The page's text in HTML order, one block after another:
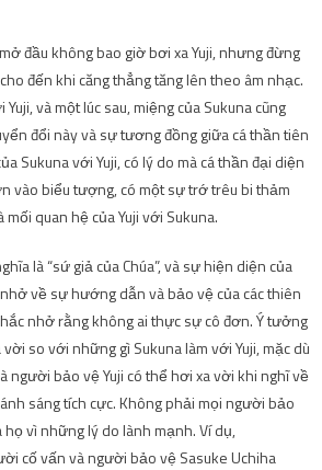
đầu không bao giờ bơi xa Yuji, nhưng đừng
đến khi căng thẳng tăng lên theo âm nhạc.
và một lúc sau, miệng của Sukuna cũng
đổi này và sự tương đồng giữa cá thần tiên
Sukuna với Yuji, có lý do mà cá thần đại diện
vào biểu tượng, có một sự trớ trêu bi thảm
quan hệ của Yuji với Sukuna.
là “sứ giả của Chúa”, và sự hiện diện của
về sự hướng dẫn và bảo vệ của các thiên
nhở rằng không ai thực sự cô đơn. Ý tưởng
so với những gì Sukuna làm với Yuji, mặc dù
người bảo vệ Yuji có thể hơi xa vời khi nghĩ về
sáng tích cực. Không phải mọi người bảo
vì những lý do lành mạnh. Ví dụ,
cố vấn và người bảo vệ Sasuke Uchiha